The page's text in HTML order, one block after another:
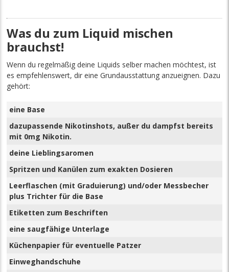
Was du zum Liquid mischen
brauchst!
Wenn du regelmäßig deine Liquids selber machen möchtest, ist
es empfehlenswert, dir eine Grundausstattung anzueignen. Dazu
gehört:
eine Base
dazupassende Nikotinshots, außer du dampfst bereits
mit 0mg Nikotin.
deine Lieblingsaromen
Spritzen und Kanülen zum exakten Dosieren
Leerflaschen (mit Graduierung) und/oder Messbecher
plus Trichter für die Base
Etiketten zum Beschriften
eine saugfähige Unterlage
Küchenpapier für eventuelle Patzer
Einweghandschuhe